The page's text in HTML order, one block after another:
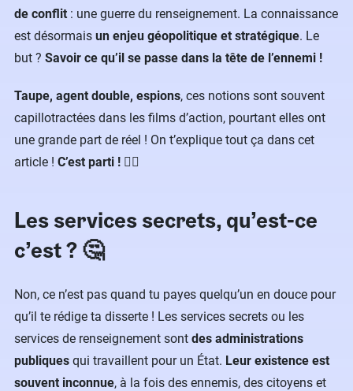
de conflit : une guerre du renseignement. La connaissance
est désormais un enjeu géopolitique et stratégique. Le
but ? Savoir ce qu’il se passe dans la tête de l’ennemi !
Taupe, agent double, espions, ces notions sont souvent
capillotractées dans les films d’action, pourtant elles ont
une grande part de réel ! On t’explique tout ça dans cet
article ! C’est parti ! 🕵️‍♂️
Les services secrets, qu’est-ce
c’est ? 🤔
Non, ce n’est pas quand tu payes quelqu’un en douce pour
qu’il te rédige ta disserte ! Les services secrets ou les
services de renseignement sont des administrations
publiques qui travaillent pour un État. Leur existence est
souvent inconnue, à la fois des ennemis, des citoyens et